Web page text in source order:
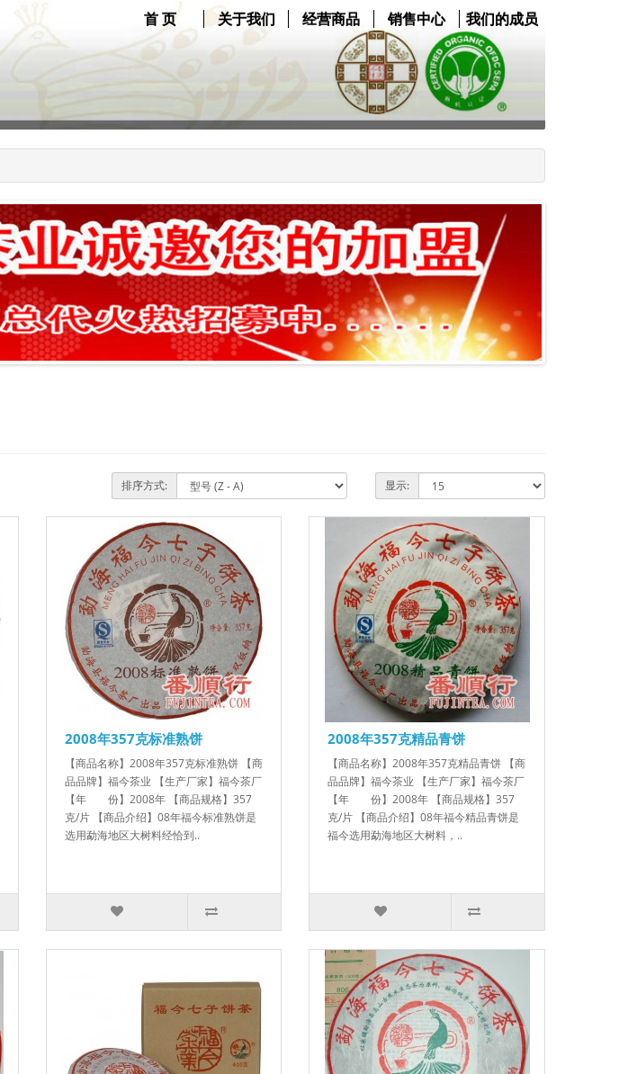
首 页 关于我们 经营商品 销售中心 我们的成员
排序方式: 显示:
2008年357克标准熟饼
【商品名称】2008年357克标准熟饼 【商
品品牌】福今茶业 【生产厂家】福今茶厂
【年 份】2008年 【商品规格】357
克/片 【商品介绍】08年福今标准熟饼是
选用勐海地区大树料经恰到..
2008年357克精品青饼
【商品名称】2008年357克精品青饼 【商
品品牌】福今茶业 【生产厂家】福今茶厂
【年 份】2008年 【商品规格】357
克/片 【商品介绍】08年福今精品青饼是
福今选用勐海地区大树料，..